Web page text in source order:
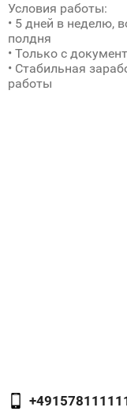
Условия работы:
• 5 дней в неделю,
полдня
• Только с
• Стабильная
работы